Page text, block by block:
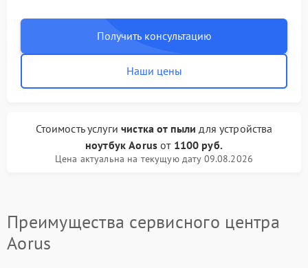
Получить консультацию
Наши цены
Стоимость услугичистка от пыли для устройства
ноутбук Aorusот 1100 руб.
Цена актуальна на текущую дату 09.08.2026
Преимущества сервисного центра
Aorus